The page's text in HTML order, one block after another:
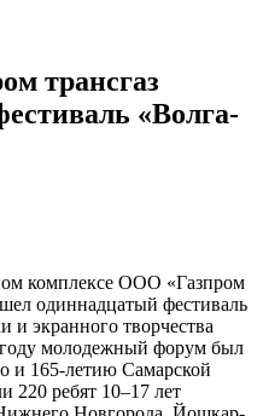
трансгаз
«Волга-
комплексе ООО «Газпром
одиннадцатый фестиваль
и экранного творчества
молодежный форум был
и 165-летию Самарской
220 ребят 10–17 лет